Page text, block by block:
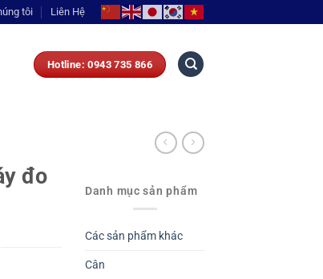
tôi Liên Hệ
Hotline: 0943 735 866
đo
Danh mục sản phẩm
Các sản phẩm khác
Cân